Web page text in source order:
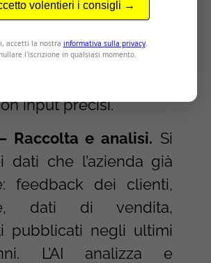
dall’AI non è “scrivi un
strutturato in cui la
input precisi.
Raccolta e analisi. Si
dati che l’azienda già
feedback dei clienti,
dati di vendita,
pubblicati negli ultimi
L’AI analizza e